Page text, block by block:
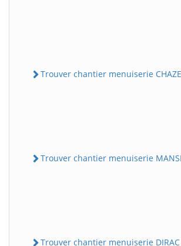
Trouver chantier menuiserie
Trouver chantier menuiserie
Trouver chantier menuiserie DIRAC